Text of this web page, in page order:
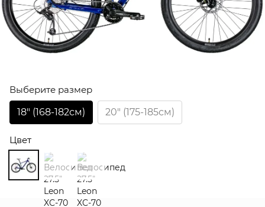
Выберите размер
18″ (168-182см)
20″ (175-185см)
Цвет